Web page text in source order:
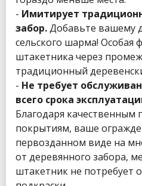
- Имитирует
забор.Добавьте вашему
сельского шарма! Особая
штакетника через
традиционный
- Не требует
всего срока
Благодаря
покрытиям, ваше
первозданном виде на
от деревянного забора,
штакетник не потребует